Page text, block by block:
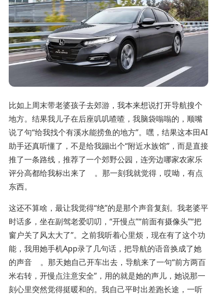
比如上周末带老婆孩子去郊游，我本来想说打开导航搜个
地方。结果我儿子在后座叽叽喳喳，我脑袋嗡嗡的，顺嘴
说了句“给我找个有溪水能捞鱼的地方”。嘿，结果这本田AI
助手还真听懂了，不是给我蹦出个“附近水族馆”，而是直接
推了一条路线，推荐了一个郊野公园，连旁边哪家农家乐
评分高都给我标出来了
。那一刻我就觉得，哎呦，有点
东西。
这还不算啥，最让我觉得“绝”的是那个声音复刻。我老婆平
时话多，坐在副驾老爱叨叨，“开慢点”“前面有摄像头”“把
窗户关了风太大了”。之前我听着心里烦，现在有了这个功
能，我用她手机App录了几句话，把导航的语音换成了她
的声音
。那天她自己开车出去，导航来了一句“前方两百
米右转，开慢点注意安全”，用的就是她的声儿，她说那一
刻心里突然觉得挺暖和的。我自己平时出差跑长途，一听